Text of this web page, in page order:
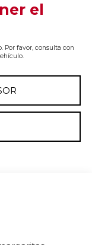
el
Por favor, consulta con